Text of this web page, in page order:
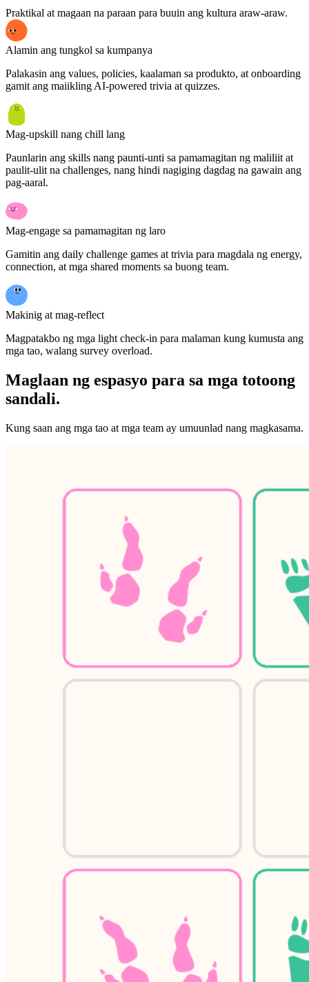
Praktikal at magaan na paraan para buuin ang kultura araw-araw.
Alamin ang tungkol sa kumpanya
Palakasin ang values, policies, kaalaman sa produkto, at onboarding
gamit ang maiikling AI-powered trivia at quizzes.
Mag-upskill nang chill lang
Paunlarin ang skills nang paunti-unti sa pamamagitan ng maliliit at
paulit-ulit na challenges, nang hindi nagiging dagdag na gawain ang
pag-aaral.
Mag-engage sa pamamagitan ng laro
Gamitin ang daily challenge games at trivia para magdala ng energy,
connection, at mga shared moments sa buong team.
Makinig at mag-reflect
Magpatakbo ng mga light check-in para malaman kung kumusta ang
mga tao, walang survey overload.
Maglaan ng espasyo para sa mga totoong
sandali.
Kung saan ang mga tao at mga team ay umuunlad nang magkasama.